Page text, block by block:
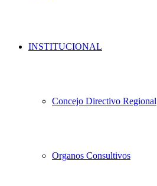
INSTITUCIONAL
Concejo Directivo Regional
Organos Consultivos